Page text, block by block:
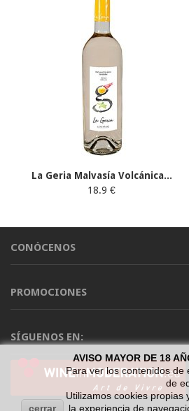
La Geria Malvasía Volcánica...
18.9 €
CONÓCENOS
PROMOCIONES
SÍGUENOS EN:
cerrar
AVISO MAYOR DE 18
Para ver los contenidos de
de
Utilizamos cookies
la experiencia de